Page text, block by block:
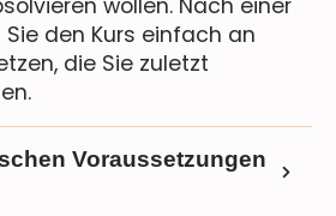
wollen. Nach einer
den Kurs einfach an
die Sie zuletzt
Voraussetzungen